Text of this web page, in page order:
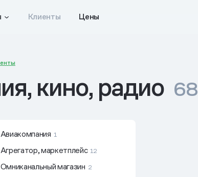
Клиенты Цены
кино, радио 68
Авиакомпания 1
Агрегатор, маркетплейс 12
Омниканальный магазин 2